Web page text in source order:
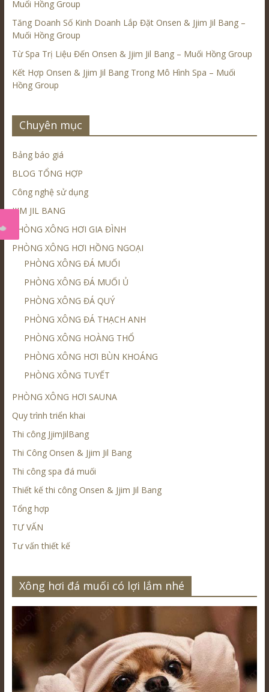
Muối Hồng Group
Tăng Doanh Số Kinh Doanh Lắp Đặt Onsen & Jjim Jil Bang –
Muối Hồng Group
Từ Spa Trị Liệu Đến Onsen & Jjim Jil Bang – Muối Hồng Group
Kết Hợp Onsen & Jjim Jil Bang Trong Mô Hình Spa – Muối
Hồng Group
Chuyên mục
Bảng báo giá
BLOG TỔNG HỢP
Công nghệ sử dụng
JJIM JIL BANG
PHÒNG XÔNG HƠI GIA ĐÌNH
PHÒNG XÔNG HƠI HỒNG NGOẠI
PHÒNG XÔNG ĐÁ MUỐI
PHÒNG XÔNG ĐÁ MUỐI Ủ
PHÒNG XÔNG ĐÁ QUÝ
PHÒNG XÔNG ĐÁ THẠCH ANH
PHÒNG XÔNG HOÀNG THỔ
PHÒNG XÔNG HƠI BÙN KHOÁNG
PHÒNG XÔNG TUYẾT
PHÒNG XÔNG HƠI SAUNA
Quy trình triển khai
Thi công JjimJilBang
Thi Công Onsen & Jjim Jil Bang
Thi công spa đá muối
Thiết kế thi công Onsen & Jjim Jil Bang
Tổng hợp
TƯ VẤN
Tư vấn thiết kế
Xông hơi đá muối có lợi lắm nhé